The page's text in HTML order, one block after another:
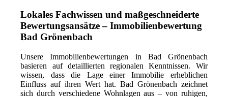
Lokales Fachwissen und maßgeschneiderte
Bewertungsansätze – Immobilienbewertung
Bad Grönenbach
Unsere Immobilienbewertungen in Bad Grönenbach
basieren auf detaillierten regionalen Kenntnissen. Wir
wissen, dass die Lage einer Immobilie erheblichen
Einfluss auf ihren Wert hat. Bad Grönenbach zeichnet
sich durch verschiedene Wohnlagen aus – von ruhigen,